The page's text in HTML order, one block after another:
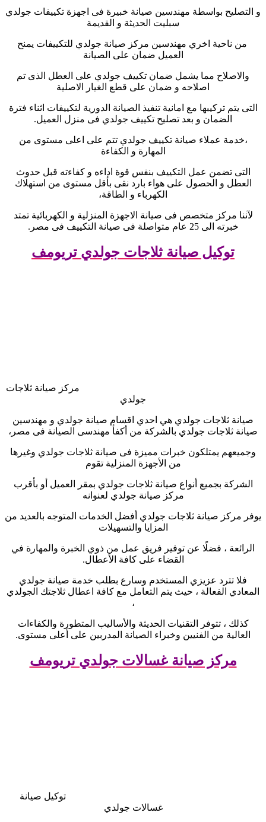
و التصليح بواسطة مهندسين صيانة خبيرة فى اجهزة تكييفات جولدي
سبليت الحديثة و القديمة
من ناحية اخري مهندسين مركز صيانة جولدي للتكييفات يمنح
العميل ضمان على الصيانة
والاصلاح مما يشمل ضمان تكييف جولدي على العطل الذى تم
اصلاحه و ضمان على قطع الغيار الاصلية
التى يتم تركيبها مع امانية تنفيذ الصيانة الدورية لتكييفات اثناء فترة
الضمان و بعد تصليح تكييف جولدي فى منزل العميل.
،خدمة عملاء صيانة تكييف جولدي تتم على اعلى مستوى من
المهارة و الكفاءة
التى تضمن عمل التكييف بنفس قوة اداءه و كفاءته قبل حدوث
العطل و الحصول على هواء بارد نقى بأقل مستوى من استهلاك
الكهرباء و الطاقة،
لآننا مركز متخصص فى صيانة الاجهزة المنزلية و الكهربائية تمتد
خبرته الى 25 عام متواصلة فى صيانة التكييف فى مصر
.
توكيل صيانة ثلاجات جولدي تريومف
مركز صيانة ثلاجات
جولدي
صيانة ثلاجات جولدي هي احدي اقسام صيانة جولدي و مهندسين
صيانة ثلاجات جولدي بالشركة من أكفأ مهندسى الصيانة فى مصر،
وجميعهم يمتلكون خبرات مميزة فى صيانة ثلاجات جولدي وغيرها
من الأجهزة المنزلية تقوم
الشركة بجميع أنواع صيانة ثلاجات جولدي بمقر العميل أو بأقرب
مركز صيانة جولدي لعنوانه
يوفر مركز صيانة ثلاجات جولدي أفضل الخدمات المتوجه بالعديد من
المزايا والتسهيلات
الرائعة ، فضلًا عن توفير فريق عمل من ذوي الخبرة والمهارة في
القضاء على كافة الأعطال.
فلا تترد عزيزي المستخدم وسارع بطلب خدمة صيانة جولدي
المعادي الفعالة ، حيث يتم التعامل مع كافة اعطال ثلاجتك الجولدي
،
كذلك ، تتوفر التقنيات الحديثة والأساليب المتطورة والكفاءات
العالية من الفنيين وخبراء الصيانة المدربين على أعلى مستوى.
مركز صيانة غسالات جولدي تريومف
توكيل صيانة
غسالات جولدي